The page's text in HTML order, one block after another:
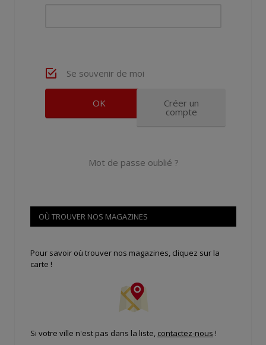
Se souvenir de moi
Créer un
compte
Mot de passe oublié ?
OÙ TROUVER NOS MAGAZINES
Pour savoir où trouver nos magazines, cliquez sur la
carte !
Si votre ville n'est pas dans la liste, contactez-nous !